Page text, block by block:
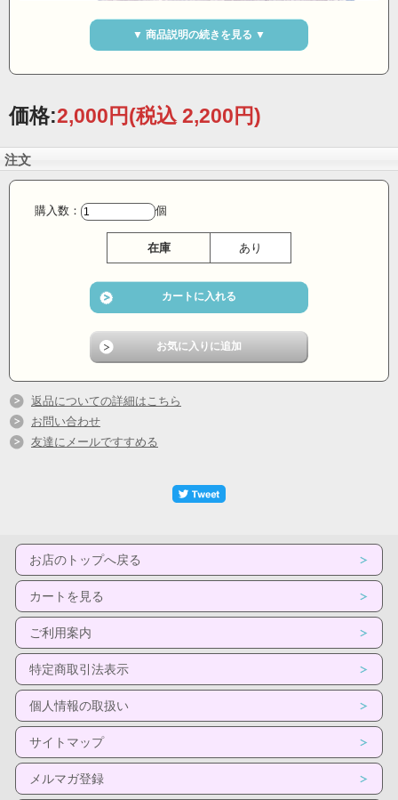
防犯カラーボール、野球ボールサイ
ズ!!すべり止め模様付き!
相手に当たると蛍光オレンジの水溶
性塗料が10m四方に飛散。水洗いし
ても蛍光反応で証拠はバッチリ。
【注意】金融機関さま及び、店舗様、限定販売に
い。個人名の場合は、お送りできません。
■蛍光オレンジ
■素材:容器/塩ビ 内容物/水溶性塗料(無害)
※2個入り。蛍光オレンジ色、水溶性塗料で耐用年数は3年。
▼ 商品説明の続きを見る ▼
価格:2,000円(税込 2,200円)
注文
購入数： 個
在庫 あり
返品についての詳細はこちら
お問い合わせ
友達にメールですすめる
お店のトップへ戻る
カートを見る
ご利用案内
特定商取引法表示
個人情報の取扱い
サイトマップ
メルマガ登録